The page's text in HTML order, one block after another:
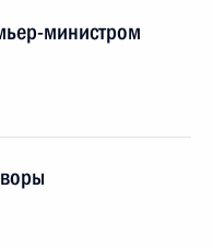
министром